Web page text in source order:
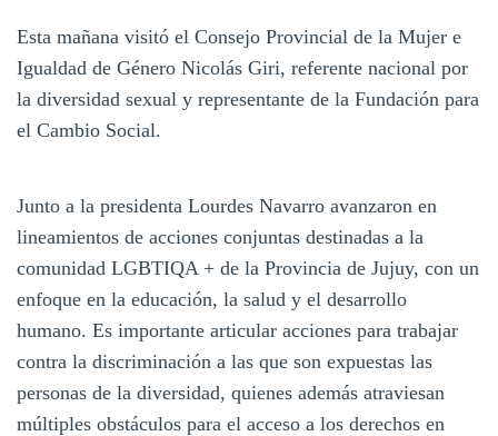
Esta mañana visitó el Consejo Provincial de la Mujer e
Igualdad de Género Nicolás Giri, referente nacional por
la diversidad sexual y representante de la Fundación para
el Cambio Social.
Junto a la presidenta Lourdes Navarro avanzaron en
lineamientos de acciones conjuntas destinadas a la
comunidad LGBTIQA + de la Provincia de Jujuy, con un
enfoque en la educación, la salud y el desarrollo
humano. Es importante articular acciones para trabajar
contra la discriminación a las que son expuestas las
personas de la diversidad, quienes además atraviesan
múltiples obstáculos para el acceso a los derechos en